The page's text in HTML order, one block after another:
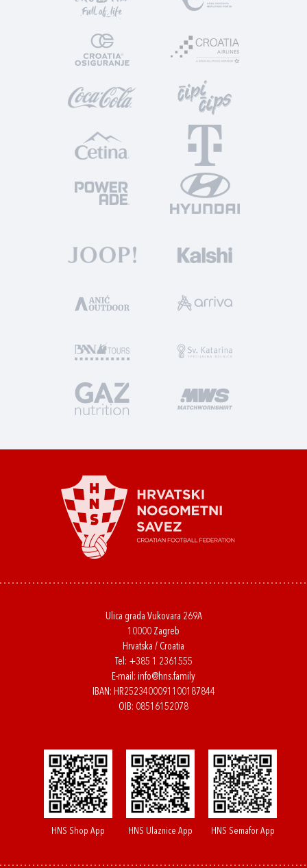
Ulica grada Vukovara 269A
10000 Zagreb
Hrvatska / Croatia
Tel: +385 1 2361555
E-mail: info@hns.family
IBAN: HR2523400091100187844
OIB: 08516152078
HNS Shop App HNS Ulaznice App HNS Semafor App